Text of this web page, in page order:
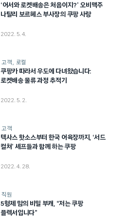
‘어서와 로켓배송은 처음이지?’ 오비맥주
나탈리 보르헤스 부사장의 쿠팡 사랑
2022. 5. 4.
고객 로컬
쿠팡카 따라서 우도에 다녀왔습니다:
로켓배송 물류 과정 추적기
2022. 5. 2.
고객
텍사스 핫소스부터 한국 어육장까지, ‘서드
컬쳐’ 셰프들과 함께 하는 쿠팡
2022. 4. 28.
직원
5형제 맘의 비밀 부캐, “저는 쿠팡
플렉서입니다”